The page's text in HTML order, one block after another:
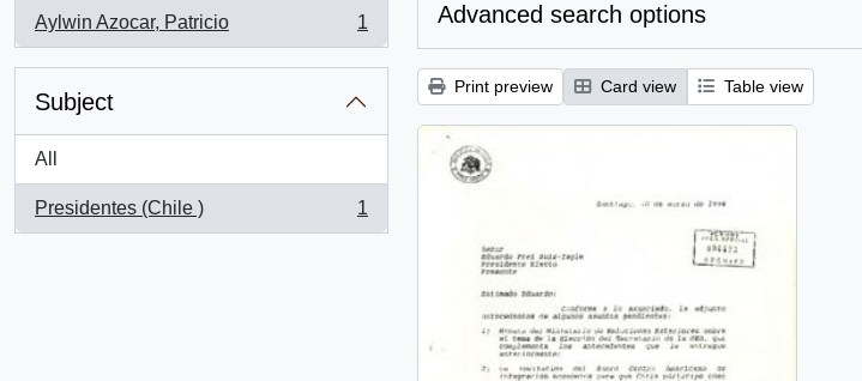
Aylwin Azocar, Patricio
, 1 results
1
Subject
All
Presidentes (Chile )
, 1 results
1
Advanced search options
Print preview Card view Table view